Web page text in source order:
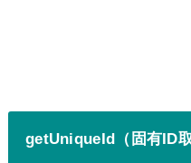
getUniqueId（固有ID